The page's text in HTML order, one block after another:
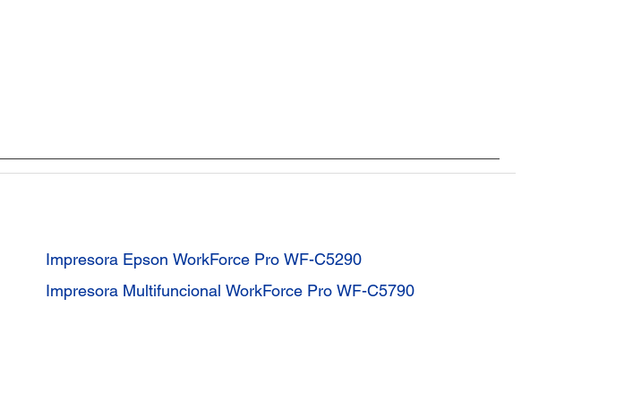
Impresora Epson WorkForce Pro WF-C5290
Impresora Multifuncional WorkForce Pro WF-C5790